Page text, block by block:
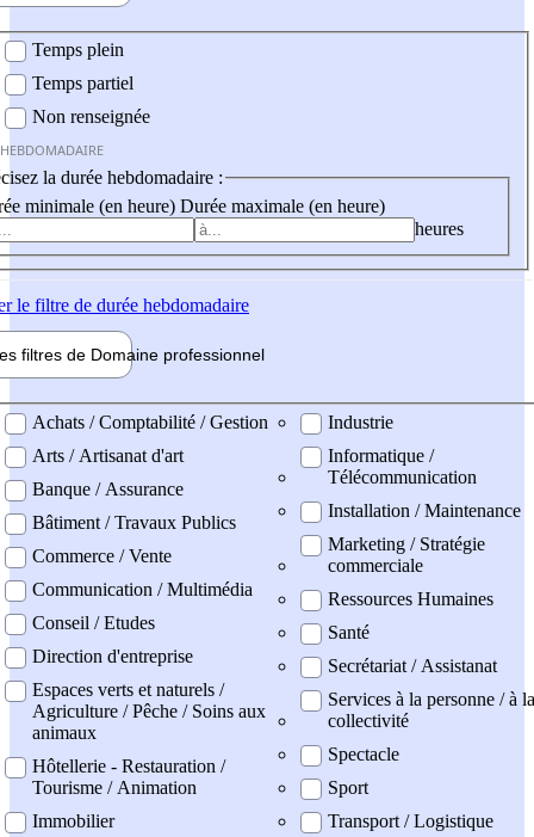
Temps plein
Temps partiel
Non renseignée
la durée hebdomadaire :
minimale (en heure) Durée maximale (en heure)
heures
le filtre de durée hebdomadaire
filtres de Domaine professionnel
professionel
Achats / Comptabilité / Gestion
Arts / Artisanat d'art
Banque / Assurance
Bâtiment / Travaux Publics
Commerce / Vente
Communication / Multimédia
Conseil / Etudes
Direction d'entreprise
Espaces verts et naturels /
Agriculture / Pêche / Soins aux
animaux
Hôtellerie - Restauration /
Tourisme / Animation
Immobilier
Industrie
Informatique /
Télécommunication
Installation / Maintenance
Marketing / Stratégie
commerciale
Ressources Humaines
Santé
Secrétariat / Assistanat
Services à la personne / à la
collectivité
Spectacle
Sport
Transport / Logistique